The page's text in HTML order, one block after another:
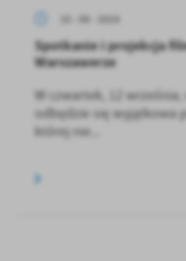
10 - 09 - 2024
Spotkanie i projekcja
Warszawerze
W czwartek, 12
odbędzie się wyjątkowa
której nie...